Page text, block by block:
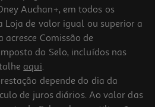
Auchan+, em todos os
Loja de valor igual ou superior a
Comissão de
do Selo, incluídos nas
aqui.
depende do dia da
de juros diários. Ao valor das